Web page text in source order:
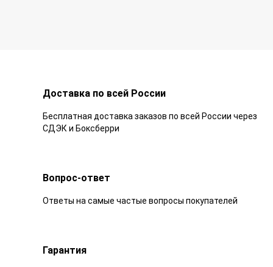
Доставка по всей России
Бесплатная доставка заказов по всей России через
СДЭК и Боксберри
Вопрос-ответ
Ответы на самые частые вопросы покупателей
Гарантия